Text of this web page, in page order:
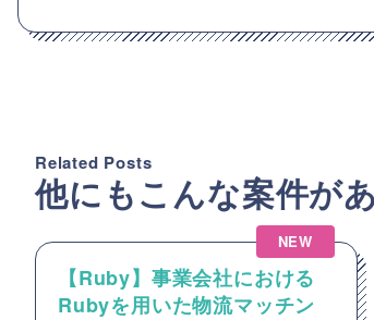
Related Posts
他にもこんな案件が
NEW
【Ruby】事業会社における
Rubyを用いた物流マッチン